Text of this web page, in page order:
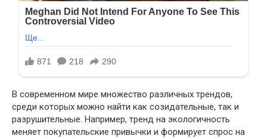
В современном мире множество различных трендов,
среди которых можно найти как созидательные, так и
разрушительные. Например, тренд на экологичность
меняет покупательские привычки и формирует спрос на